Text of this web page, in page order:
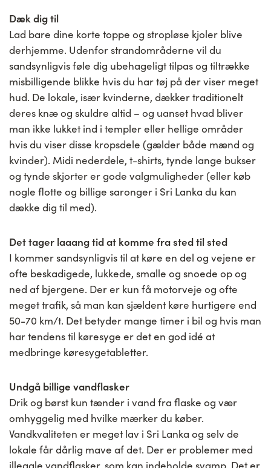
Dæk dig til
Lad bare dine korte toppe og stropløse kjoler blive
derhjemme. Udenfor strandområderne vil du
sandsynligvis føle dig ubehageligt tilpas og tiltrække
misbilligende blikke hvis du har tøj på der viser meget
hud. De lokale, især kvinderne, dækker traditionelt
deres knæ og skuldre altid – og uanset hvad bliver
man ikke lukket ind i templer eller hellige områder
hvis du viser disse kropsdele (gælder både mænd og
kvinder). Midi nederdele, t-shirts, tynde lange bukser
og tynde skjorter er gode valgmuligheder (eller køb
nogle flotte og billige saronger i Sri Lanka du kan
dække dig til med).
Det tager laaang tid at komme fra sted til sted
I kommer sandsynligvis til at køre en del og vejene er
ofte beskadigede, lukkede, smalle og snoede op og
ned af bjergene. Der er kun få motorveje og ofte
meget trafik, så man kan sjældent køre hurtigere end
50-70 km/t. Det betyder mange timer i bil og hvis man
har tendens til køresyge er det en god idé at
medbringe køresygetabletter.
Undgå billige vandflasker
Drik og børst kun tænder i vand fra flaske og vær
omhyggelig med hvilke mærker du køber.
Vandkvaliteten er meget lav i Sri Lanka og selv de
lokale får dårlig mave af det. Der er problemer med